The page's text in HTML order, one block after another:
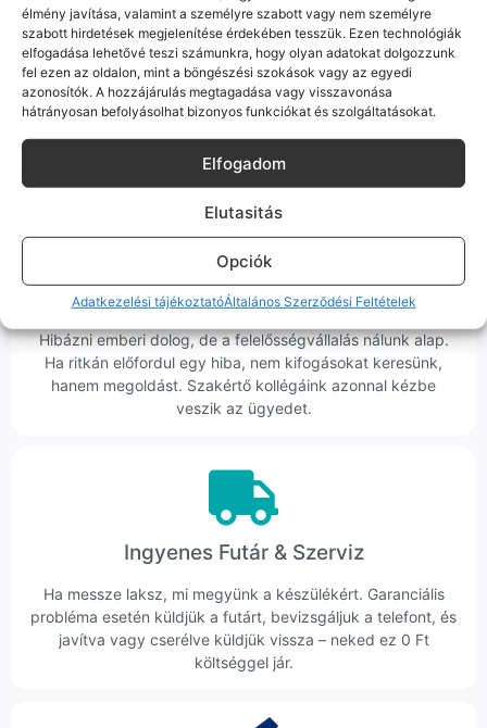
élmény javítása, valamint a személyre szabott vagy nem személyre
szabott hirdetések megjelenítése érdekében tesszük. Ezen technológiák
elfogadása lehetővé teszi számunkra, hogy olyan adatokat dolgozzunk
fel ezen az oldalon, mint a böngészési szokások vagy az egyedi
azonosítók. A hozzájárulás megtagadása vagy visszavonása
hátrányosan befolyásolhat bizonyos funkciókat és szolgáltatásokat.
Elfogadom
Elutasitás
Opciók
Adatkezelési tájékoztatóÁltalános Szerződési Feltételek
100% Elérhetőség
Sok éve a szegedi piac meghatározó szereplői vagyunk.
Nem egy arctalan webshop vagyunk: ha kérdésed van, élő
minket Szegeden.
Korrekt Ügyintézés
Hibázni emberi dolog, de a felelősségvállalás nálunk alap.
Ha ritkán előfordul egy hiba, nem kifogásokat keresünk,
hanem megoldást. Szakértő kollégáink azonnal kézbe
veszik az ügyedet.
Ingyenes Futár & Szerviz
Ha messze laksz, mi megyünk a készülékért. Garanciális
probléma esetén küldjük a futárt, bevizsgáljuk a telefont, és
javítva vagy cserélve küldjük vissza – neked ez 0 Ft
költséggel jár.